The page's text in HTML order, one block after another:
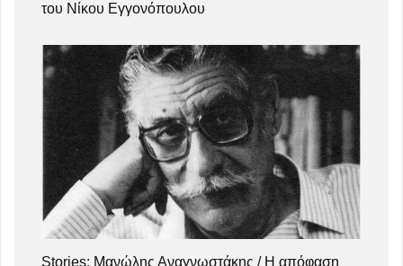
του Νίκου Εγγονόπουλου
Stories: Μανώλης Αναγνωστάκης / Η απόφαση